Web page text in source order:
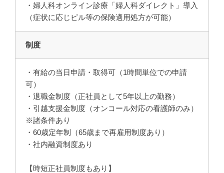
・婦人科オンライン診療「婦人科ダイレクト」導入
（症状に応じピル等の保険適用処方が可能）
制度
・有給の当日申請・取得可（1時間単位での申請
可）
・退職金制度（正社員として5年以上の勤務）
・引越支援金制度（オンコール対応の看護師のみ）
※諸条件あり
・60歳定年制（65歳まで再雇用制度あり）
・社内融資制度あり
【時短正社員制度もあり】